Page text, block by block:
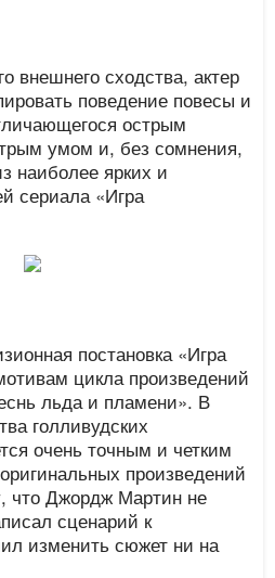
внешнего сходства, актер
поведение повесы и
острым
умом и, без сомнения,
наиболее ярких и
сериала «Игра
постановка «Игра
цикла произведений
льда и пламени». В
голливудских
очень точным и четким
произведений
что Джордж Мартин не
сценарий к
изменить сюжет ни на